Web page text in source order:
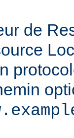
de